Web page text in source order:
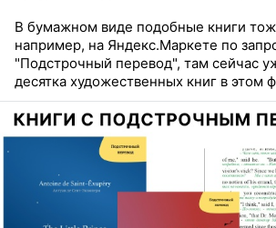
В бумажном виде подобные книги
например, на Яндекс.Маркете по
"Подстрочный перевод", там сейчас
десятка художественных книг в этом